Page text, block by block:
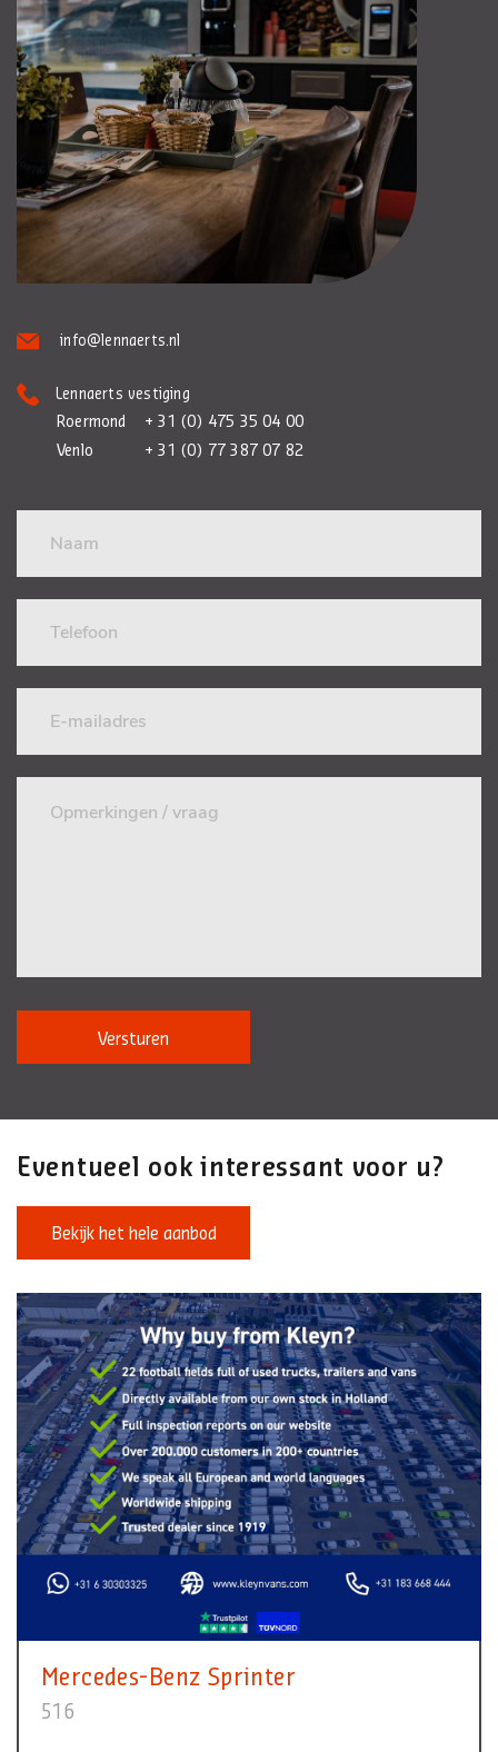
info@lennaerts.nl
Lennaerts vestiging
Roermond
+ 31 (0) 475 35 04 00
Venlo
+ 31 (0) 77 387 07 82
Versturen
Eventueel ook interessant voor u?
Bekijk het hele aanbod
Mercedes-Benz Sprinter
516